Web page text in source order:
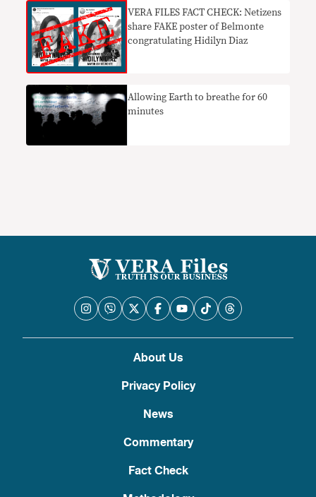
VERA FILES FACT CHECK: Netizens
share FAKE poster of Belmonte
congratulating Hidilyn Diaz
Allowing Earth to breathe for 60
minutes
About Us
Privacy Policy
News
Commentary
Fact Check